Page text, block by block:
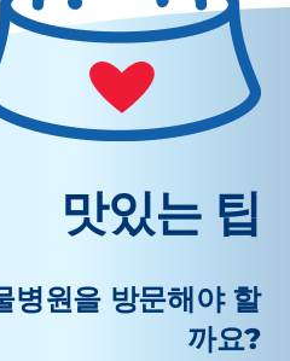
맛있는 팁
병원을 방문해야 할
까요?